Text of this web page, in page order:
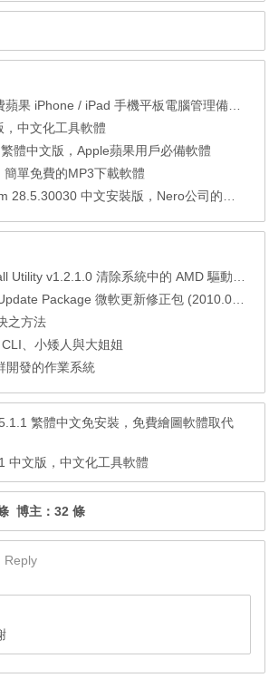
iPhone / iPad 手機平板電腦管理備份還原軟體
中文化工具軟體
體中文版，Apple蘋果用戶必備軟體
單免費的MP3下載軟體
中文安裝版，Nero公司的全功能多媒體燒錄轉檔軟體
v1.2.1.0 清除系統中的 AMD 驅動程式
Package 微軟更新修正包 (2010.06月份)
之方法
、小矮人與大姐姐
開發的作業系統
繁體中文免安裝，免費繪圖軟體取代
中文版，中文化工具軟體
博主：32 條
Reply